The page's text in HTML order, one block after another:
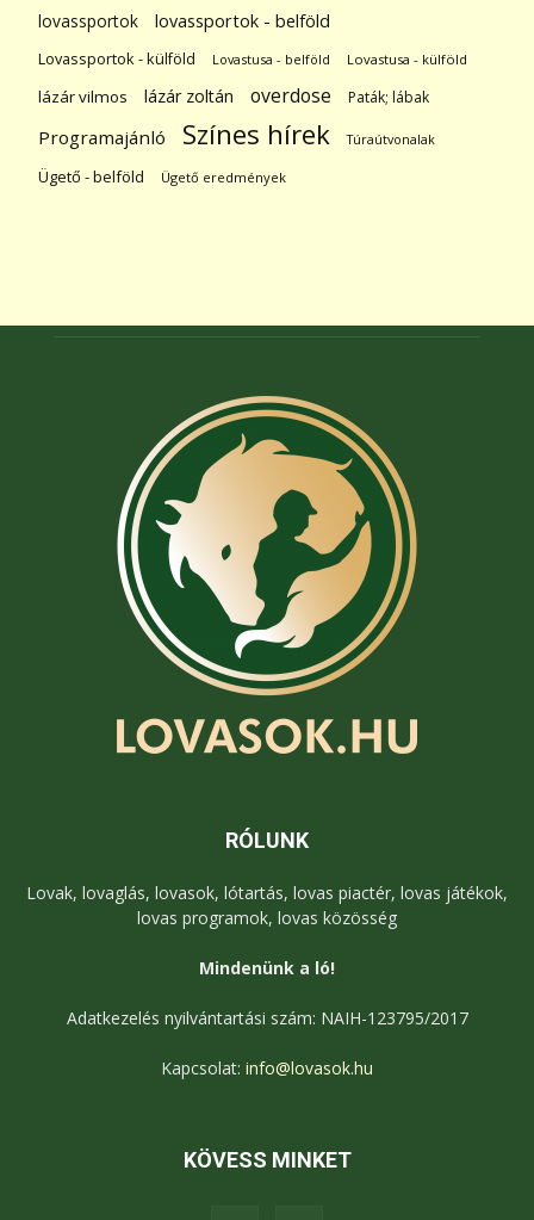
lovassportok lovassportok - belföld
Lovassportok - külföld Lovastusa - belföld Lovastusa - külföld
lázár vilmos lázár zoltán overdose Paták; lábak
Programajánló Színes hírek Túraútvonalak
Ügető - belföld Ügető eredmények
RÓLUNK
Lovak, lovaglás, lovasok, lótartás, lovas piactér, lovas játékok,
lovas programok, lovas közösség
Mindenünk a ló!
Adatkezelés nyilvántartási szám: NAIH-123795/2017
Kapcsolat: info@lovasok.hu
KÖVESS MINKET